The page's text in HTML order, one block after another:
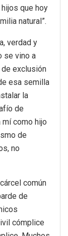
que hoy
natural”.
verdad y
se vino a
exclusión
esa semilla
la
de
como hijo
de
no
común
de
cómplice